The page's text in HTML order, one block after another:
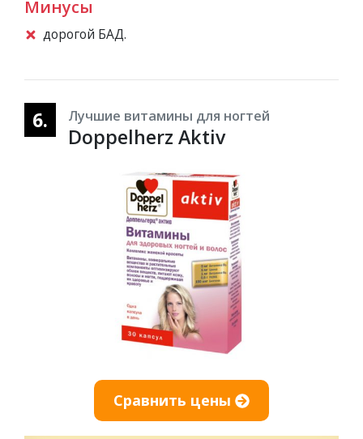
Минусы
дорогой БАД.
6. Лучшие витамины для ногтей
Doppelherz Aktiv
Сравнить цены